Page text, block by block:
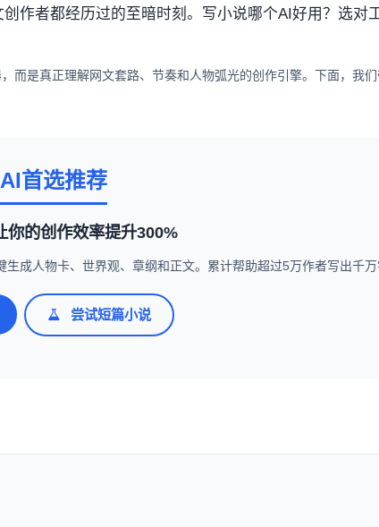
者都经历过的至暗时刻。写小说哪个AI好用？选对
而是真正理解网文套路、节奏和人物弧光的创作引擎。下面，我
首选推荐
你的创作效率提升300%
成人物卡、世界观、章纲和正文。累计帮助超过5万作者写出千万
尝试短篇小说